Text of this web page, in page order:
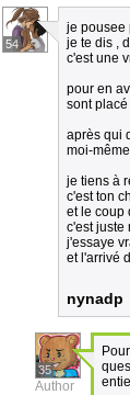
54
je pousee
je te dis ,
c'est une
pour en
sont
après qui
moi-
je tiens à
c'est ton
et le coup
c'est juste
j'essaye
et l'arrivé
nynadp
35
Author